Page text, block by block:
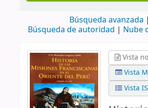
Búsqueda avanzada
Búsqueda de autoridad
Nube
Vista
Vista
Vista